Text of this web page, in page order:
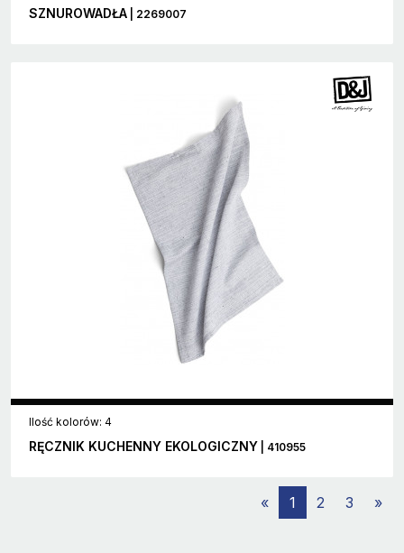
SZNUROWADŁA | 2269007
Ilość kolorów: 4
RĘCZNIK KUCHENNY EKOLOGICZNY | 410955
« 1 2 3 »